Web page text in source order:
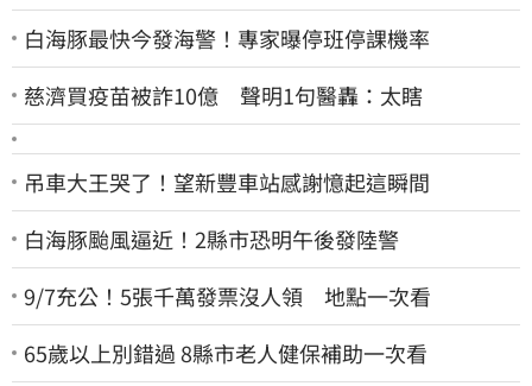
白海豚最快今發海警！專家曝停班停課機率
慈濟買疫苗被詐10億 聲明1句醫轟：太瞎
吊車大王哭了！望新豐車站感謝憶起這瞬間
白海豚颱風逼近！2縣市恐明午後發陸警
9/7充公！5張千萬發票沒人領 地點一次看
65歲以上別錯過 8縣市老人健保補助一次看